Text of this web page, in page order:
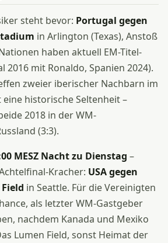
steht bevor: Portugal gegen
in Arlington (Texas), Anstoß
haben aktuell EM-Titel-
2016 mit Ronaldo, Spanien 2024).
zweier iberischer Nachbarn im
historische Seltenheit –
2018 in der WM-
(3:3).
MESZ Nacht zu Dienstag –
Kracher: USA gegen
in Seattle. Für die Vereinigten
als letzter WM-Gastgeber
nachdem Kanada und Mexiko
Lumen Field, sonst Heimat der